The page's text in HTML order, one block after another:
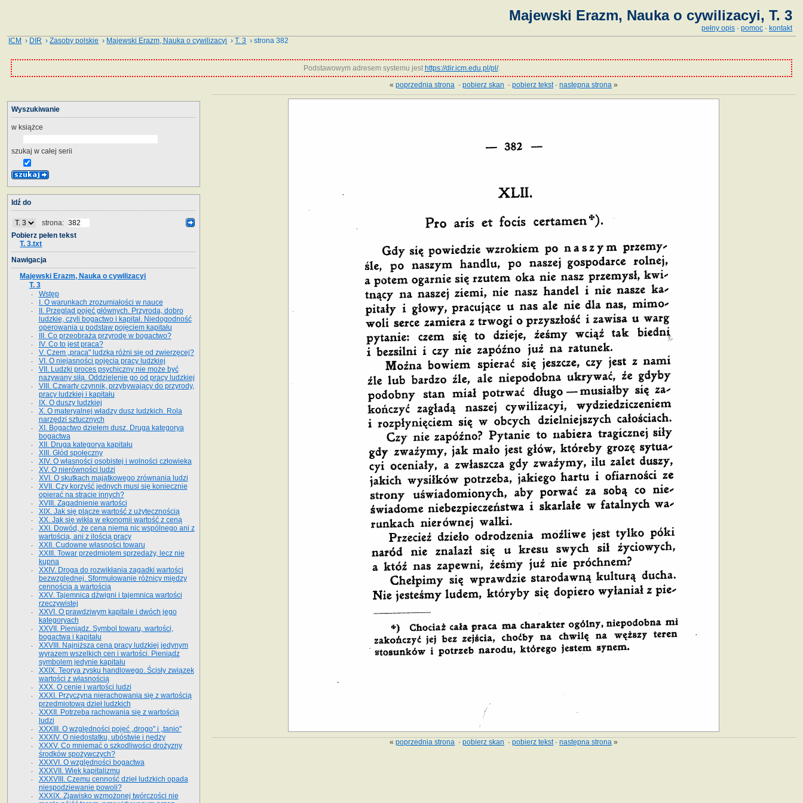
Majewski Erazm, Nauka o cywilizacyi, T. 3
pełny opis · pomoc · kontakt
ICM › DIR ›Zasoby polskie › Majewski Erazm, Nauka o cywilizacyi ›T. 3 › strona 382
Podstawowym adresem systemu jest https://dir.icm.edu.pl/pl/.
«poprzednia strona ·pobierz skan ·pobierz tekst·następna strona »
«poprzednia strona ·pobierz skan ·pobierz tekst·następna strona »
Wyszukiwanie
w książce
szukaj w całej serii
Idź do
strona:
Pobierz pełen tekst
T. 3.txt
Nawigacja
Majewski Erazm, Nauka o cywilizacyi
T. 3
Wstęp
I. O warunkach zrozumiałości w nauce
II. Przegląd pojęć głównych. Przyroda, dobro
ludzkie, czyli bogactwo i kapitał. Niedogodność
operowania u podstaw pojęciem kapitału
III. Co przeobraża przyrodę w bogactwo?
IV. Co to jest praca?
V. Czem „praca" ludzka różni się od zwierzęcej?
VI. O niejasności pojęcia pracy ludzkiej
VII. Ludzki proces psychiczny nie może być
nazywany siłą. Oddzielenie go od pracy ludzkiej
VIII. Czwarty czynnik, przybywający do przyrody,
pracy ludzkiej i kapitału
IX. O duszy ludzkiej
X. O materyalnej władzy dusz ludzkich. Rola
narzędzi sztucznych
XI. Bogactwo dziełem dusz. Druga kategorya
bogactwa
XII. Druga kategorya kapitału
XIII. Głód społeczny
XIV. O własności osobistej i wolności człowieka
XV. O nierówności ludzi
XVI. O skutkach majątkowego zrównania ludzi
XVII. Czy korzyść jednych musi się koniecznie
opierać na stracie innych?
XVIII. Zagadnienie wartości
XIX. Jak się plącze wartość z użytecznością
XX. Jak się wikła w ekonomii wartość z ceną
XXI. Dowód, że cena niema nic wspólnego ani z
wartością, ani z ilością pracy
XXII. Cudowne własności towaru
XXIII. Towar przedmiotem sprzedaży, lecz nie
kupna
XXIV. Droga do rozwikłania zagadki wartości
bezwzględnej. Sformułowanie różnicy między
cennością a wartością
XXV. Tajemnica dźwigni i tajemnica wartości
rzeczywistej
XXVI. O prawdziwym kapitale i dwóch jego
kategoryach
XXVII. Pieniądz. Symbol towaru, wartości,
bogactwa i kapitału
XXVIII. Najniższa cena pracy ludzkiej jedynym
wyrazem wszelkich cen i wartości. Pieniądz
symbolem jedynie kapitału
XXIX. Teorya zysku handlowego. Ścisły związek
wartości z własnością
XXX. O cenie i wartości ludzi
XXXI. Przyczyna nierachowania się z wartością
przedmiotową dzieł ludzkich
XXXII. Potrzeba rachowania się z wartością
ludzi
XXXIII. O względności pojęć „drogo" i „tanio"
XXXIV. O niedostatku, ubóstwie i nędzy
XXXV. Co mniemać o szkodliwości drożyzny
środków spożywczych?
XXXVI. O względności bogactwa
XXXVII. Wiek kapitalizmu
XXXVIII. Czemu cenność dzieł ludzkich opada
niespodziewanie powoli?
XXXIX. Zjawisko wzmożonej twórczości nie